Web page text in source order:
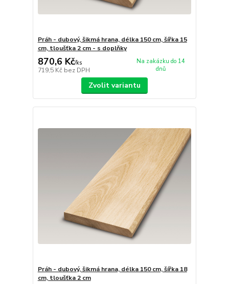
Práh - dubový, šikmá hrana, délka 150 cm, šířka 15
cm, tloušťka 2 cm - s doplňky
870,6 Kč/ks
719,5 Kč bez DPH
Na zakázku do 14
dnů
Zvolit variantu
Práh - dubový, šikmá hrana, délka 150 cm, šířka 18
cm, tloušťka 2 cm